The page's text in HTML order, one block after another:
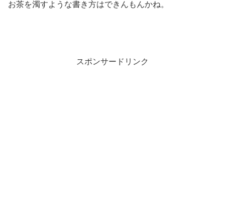
お茶を濁すような書き方はできんもんかね。
スポンサードリンク